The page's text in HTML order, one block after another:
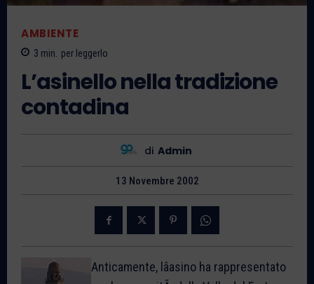
AMBIENTE
3 min. per leggerlo
L’asinello nella tradizione
contadina
di Admin
13 Novembre 2002
Anticamente, lâasino ha rappresentato